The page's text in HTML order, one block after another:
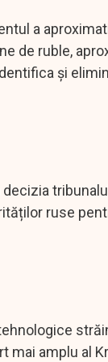
a
de ruble,
și
ruse
amplu al